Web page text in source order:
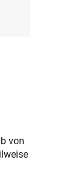
von